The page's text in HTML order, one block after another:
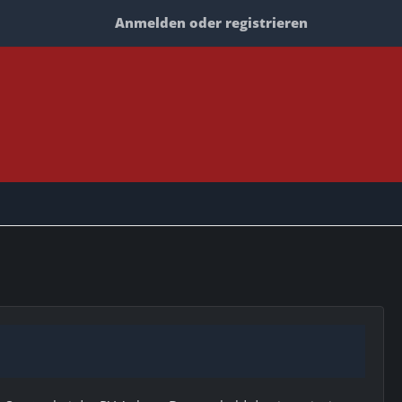
Anmelden oder registrieren